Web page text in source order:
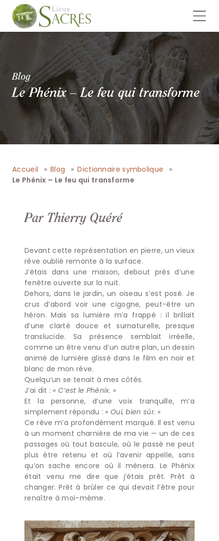
Blog
Le Phénix – Le feu qui transforme
Accueil Blog
Dictionnaire symbolique
Le Phénix – Le feu qui transforme
Par Thierry Quéré
Devant cette représentation en pierre, un vieux
rêve oublié remonte à la surface.
J’étais dans une maison, debout près d’une
fenêtre ouverte sur la nuit.
Dehors, dans le jardin, un oiseau s’est posé. Je
crus d’abord voir une cigogne, peut-être un
héron. Mais sa lumière m’a frappé : il brillait
d’une clarté douce et surnaturelle, presque
translucide. Sa présence semblait irréelle,
comme un être venu d’un autre plan, un dessin
animé de lumière glissé dans le film en noir et
blanc de mon rêve.
Quelqu’un se tenait à mes côtés.
J’ai dit :« C’est le Phénix. »
Et la personne, d’une voix tranquille, m’a
simplement répondu :« Oui, bien sûr. »
Ce rêve m’a profondément marqué. Il est venu
à un moment charnière de ma vie — un de ces
passages où tout bascule, où le passé ne peut
plus être retenu et où l’avenir appelle, sans
qu’on sache encore où il mènera. Le Phénix
était venu me dire que j’étais prêt. Prêt à
changer. Prêt à brûler ce qui devait l’être pour
renaître à moi-même.